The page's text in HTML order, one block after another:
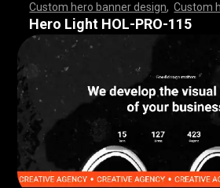
Custom hero banner design ,Custom
,,,,,,,,,,,,,,,,,,,,,,,,,,,,,, ,,,,,,,,,,
,,,,,,,,,,,,,,,,,,,,,,,,,,,,,, ,,,,,,,,,,
Hero Light HOL-PRO-115